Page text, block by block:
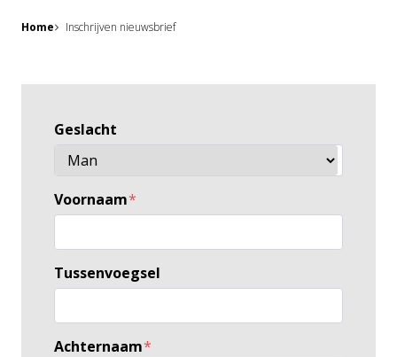
Home Inschrijven nieuwsbrief
Geslacht
Voornaam*
Tussenvoegsel
Achternaam*